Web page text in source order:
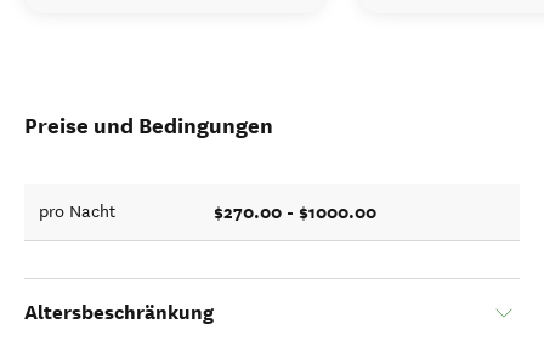
Preise und Bedingungen
pro Nacht $270.00 - $1000.00
Altersbeschränkung